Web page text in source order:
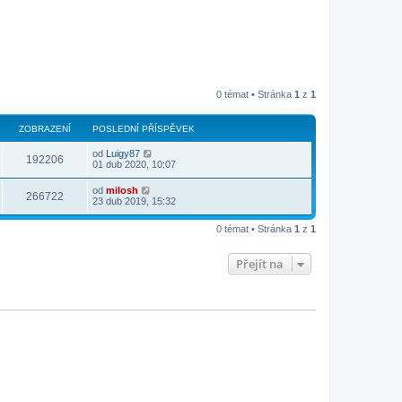
0 témat • Stránka 1 z 1
ZOBRAZENÍ POSLEDNÍ PŘÍSPĚVEK
192206 od Luigy87
01 dub 2020, 10:07
266722 od milosh
23 dub 2019, 15:32
0 témat • Stránka 1 z 1
Přejít na